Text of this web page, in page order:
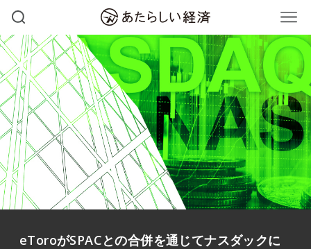
eToroがSPACとの合併を通じてナスダックに